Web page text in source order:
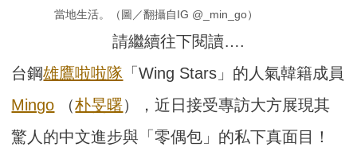
當地生活。（圖／翻攝自IG @_min_go）
請繼續往下閱讀….
台鋼雄鷹啦啦隊 「Wing Stars」的人氣韓籍成員
Mingo （朴旻曙），近日接受專訪大方展現其
驚人的中文進步與「零偶包」的私下真面目！